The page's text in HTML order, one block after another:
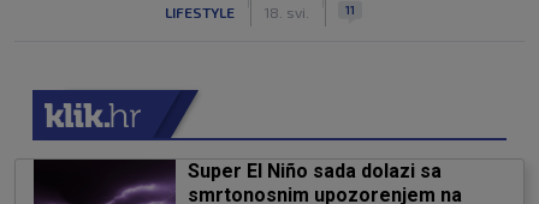
LIFESTYLE 18. svi. 11
Super El Niño sada dolazi sa
smrtonosnim upozorenjem na